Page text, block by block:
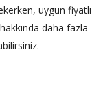
uygun fiyatlı
daha fazla